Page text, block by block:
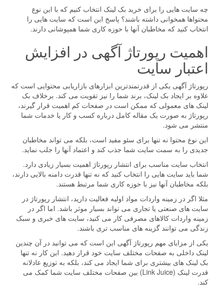
چه سایت هایی را برای خرید بک لینک انتخاب کنیم که با این نوع
محتواها همخوانی داشته باشند؟ پاسخ این است که سایت هایی را
انتخاب کنید که مخاطبان آنها با حوزه کاری شما همپوشانی دارند.
اهمیت رپورتاژ آگهی در افزایش
اعتبار سایت
رپورتاژ آگهی یکی از قدرتمندترین ابزارهای بازاریابی محتوایی است که
علاوه بر ایجاد بک لینک، برند شما را نیز تقویت می کند. برخلاف بک
لینک های معمولی که ممکن است در صفحات کم اهمیت قرار گیرند،
رپورتاژ به صورت یک مقاله کامل درباره کسب و کار یا خدمات شما
منتشر می شود.
این نوع محتوا نه تنها برای سئو مفید است، بلکه می تواند مخاطبان
جدیدی را به سمت سایت شما جذب کند و اعتماد آنها را جلب نماید.
انتخاب سایت مناسب برای انتشار رپورتاژ اهمیت بسیار زیادی دارد.
شما باید سایت هایی را انتخاب کنید که نه تنها قدرت دامنه بالایی دارند،
بلکه مخاطبان آنها نیز با حوزه کاری شما مرتبط هستند.
مثلا اگر در زمینه واردات مواد اولیه فعالیت دارید، انتشار رپورتاژ در
سایت های صنعتی یا تجاری می تواند بسیار موثر باشد. اما اگر در
زمینه واردات کالاهای مصرفی کار می کنید، سایت های خبری و سبک
زندگی می توانند گزینه های مناسب تری باشند.
یکی از مزایای مهم رپورتاژ آگهی این است که می توانید در آن چندین
لینک داخلی به صفحات مختلف سایت خود قرار دهید. این کار نه تنها
بک لینک های بیشتری برای شما ایجاد می کند، بلکه به توزیع عادلانه
قدرت لینک (Link Juice) بین صفحات مختلف سایت شما کمک می
کند.